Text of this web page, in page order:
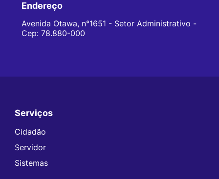
Endereço
Avenida Otawa, n°1651 - Setor Administrativo -
Cep: 78.880-000
Seção do Rodapé e Contato
Serviços
Cidadão
Servidor
Sistemas